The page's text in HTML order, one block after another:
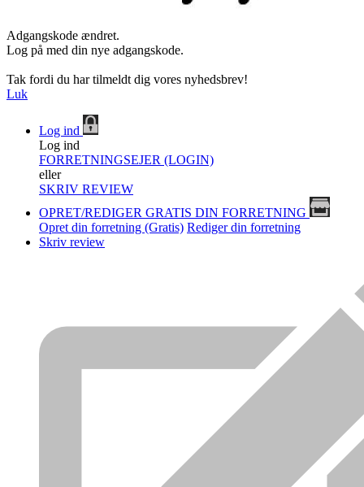
Adgangskode ændret.
Log på med din nye adgangskode.
Tak fordi du har tilmeldt dig vores nyhedsbrev!
Luk
Log ind
Log ind
FORRETNINGSEJER (LOGIN)
eller
SKRIV REVIEW
OPRET/REDIGER GRATIS DIN FORRETNING
Opret din forretning (Gratis) Rediger din forretning
Skriv review